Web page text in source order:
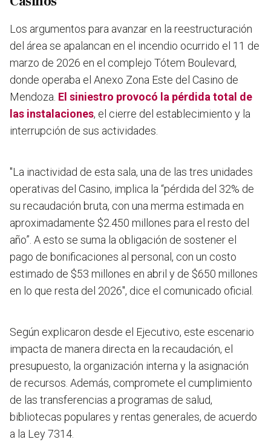
Los argumentos para avanzar en la reestructuración
del área se apalancan en el incendio ocurrido el 11 de
marzo de 2026 en el complejo Tótem Boulevard,
donde operaba el Anexo Zona Este del Casino de
Mendoza. El siniestro provocó la pérdida total de
las instalaciones, el cierre del establecimiento y la
interrupción de sus actividades.
"La inactividad de esta sala, una de las tres unidades
operativas del Casino, implica la “pérdida del 32% de
su recaudación bruta, con una merma estimada en
aproximadamente $2.450 millones para el resto del
año”. A esto se suma la obligación de sostener el
pago de bonificaciones al personal, con un costo
estimado de $53 millones en abril y de $650 millones
en lo que resta del 2026", dice el comunicado oficial.
Según explicaron desde el Ejecutivo, este escenario
impacta de manera directa en la recaudación, el
presupuesto, la organización interna y la asignación
de recursos. Además, compromete el cumplimiento
de las transferencias a programas de salud,
bibliotecas populares y rentas generales, de acuerdo
a la Ley 7314.